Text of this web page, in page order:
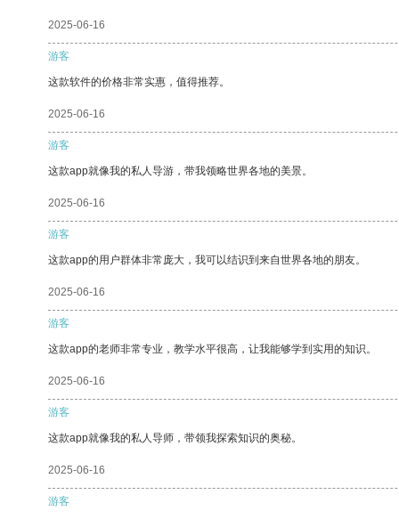
2025-06-16
游客
这款软件的价格非常实惠，值得推荐。
2025-06-16
游客
这款app就像我的私人导游，带我领略世界各地的美景。
2025-06-16
游客
这款app的用户群体非常庞大，我可以结识到来自世界各地的朋友。
2025-06-16
游客
这款app的老师非常专业，教学水平很高，让我能够学到实用的知识。
2025-06-16
游客
这款app就像我的私人导师，带领我探索知识的奥秘。
2025-06-16
游客